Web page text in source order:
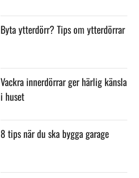
Byta ytterdörr? Tips om ytterdörrar
Vackra innerdörrar ger härlig känsla
i huset
8 tips när du ska bygga garage